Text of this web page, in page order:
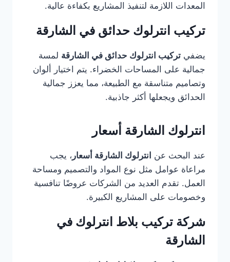
المعدات اللازمة لتنفيذ المشاريع بكفاءة عالية.
تركيب انترلوك حدائق في الشارقة
يضفي تركيب انترلوك حدائق في الشارقة لمسة
جمالية على المساحات الخضراء. يتم اختيار ألوان
وتصاميم متناسقة مع الطبيعة، مما يعزز جمالية
الحدائق ويجعلها أكثر جاذبية.
انترلوك الشارقة أسعار
عند البحث عن انترلوك الشارقة أسعار ، يجب
مراعاة عوامل مثل نوع المواد والتصميم ومساحة
العمل. تقدم العديد من الشركات عروضًا تنافسية
وخصومات على المشاريع الكبيرة.
شركة تركيب بلاط انترلوك في
الشارقة